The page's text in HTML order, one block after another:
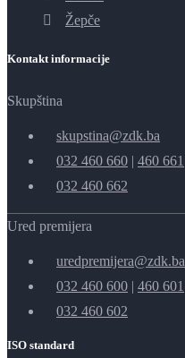
Žepče
Kontakt informacije
Skupština
skupstina@zdk.ba
032 460 660 | 460 661
032 460 662
Ured premijera
uredpremijera@zdk.ba
032 460 600 | 460 601
032 460 602
ISO standard